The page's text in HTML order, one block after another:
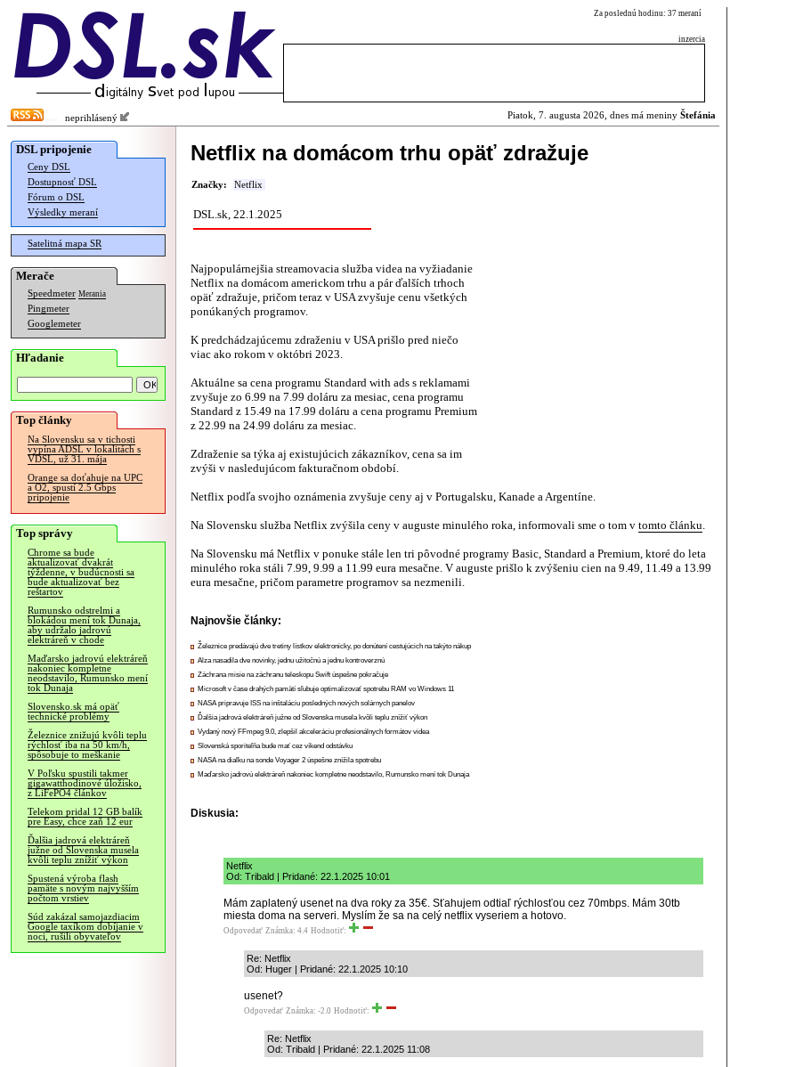
Za poslednú hodinu: 37 meraní
inzercia
neprihlásený Piatok, 7. augusta 2026, dnes má meniny Štefánia
DSL pripojenie
Ceny DSL
Dostupnosť DSL
Fórum o DSL
Výsledky meraní
Satelitná mapa SR
Merače
Speedmeter Merania
Pingmeter
Googlemeter
Hľadanie
Top články
Na Slovensku sa v tichosti
vypína ADSL v lokalitách s
VDSL, už 31. mája
Orange sa doťahuje na UPC
a O2, spustí 2.5 Gbps
pripojenie
Top správy
Chrome sa bude
aktualizovať dvakrát
týždenne, v budúcnosti sa
bude aktualizovať bez
reštartov
Rumunsko odstrelmi a
blokádou mení tok Dunaja,
aby udržalo jadrovú
elektráreň v chode
Maďarsko jadrovú elektráreň
nakoniec kompletne
neodstavilo, Rumunsko mení
tok Dunaja
Slovensko.sk má opäť
technické problémy
Železnice znižujú kvôli teplu
rýchlosť iba na 50 km/h,
spôsobuje to meškanie
V Poľsku spustili takmer
gigawatthodinové úložisko,
z LiFePO4 článkov
Telekom pridal 12 GB balík
pre Easy, chce zaň 12 eur
Ďalšia jadrová elektráreň
južne od Slovenska musela
kvôli teplu znížiť výkon
Spustená výroba flash
pamäte s novým najvyšším
počtom vrstiev
Súd zakázal samojazdiacim
Google taxíkom dobíjanie v
noci, rušili obyvateľov
Netflix na domácom trhu opäť zdražuje
Značky: Netflix
DSL.sk, 22.1.2025
Najpopulárnejšia streamovacia služba videa na vyžiadanie
Netflix na domácom americkom trhu a pár ďalších trhoch
opäť zdražuje, pričom teraz v USA zvyšuje cenu všetkých
ponúkaných programov.
K predchádzajúcemu zdraženiu v USA prišlo pred niečo
viac ako rokom v októbri 2023.
Aktuálne sa cena programu Standard with ads s reklamami
zvyšuje zo 6.99 na 7.99 doláru za mesiac, cena programu
Standard z 15.49 na 17.99 doláru a cena programu Premium
z 22.99 na 24.99 doláru za mesiac.
Zdraženie sa týka aj existujúcich zákazníkov, cena sa im
zvýši v nasledujúcom fakturačnom období.
Netflix podľa svojho oznámenia zvyšuje ceny aj v Portugalsku, Kanade a Argentíne.
Na Slovensku služba Netflix zvýšila ceny v auguste minulého roka, informovali sme o tom v tomto článku.
Na Slovensku má Netflix v ponuke stále len tri pôvodné programy Basic, Standard a Premium, ktoré do leta
minulého roka stáli 7.99, 9.99 a 11.99 eura mesačne. V auguste prišlo k zvýšeniu cien na 9.49, 11.49 a 13.99
eura mesačne, pričom parametre programov sa nezmenili.
Najnovšie články:
Železnice predávajú dve tretiny lístkov elektronicky, po donútení cestujúcich na takýto nákup
Alza nasadila dve novinky, jednu užitočnú a jednu kontroverznú
Záchrana misie na záchranu teleskopu Swift úspešne pokračuje
Microsoft v čase drahých pamätí sľubuje optimalizovať spotrebu RAM vo Windows 11
NASA pripravuje ISS na inštaláciu posledných nových solárnych panelov
Ďalšia jadrová elektráreň južne od Slovenska musela kvôli teplu znížiť výkon
Vydaný nový FFmpeg 9.0, zlepšil akceleráciu profesionálnych formátov videa
Slovenská sporiteľňa bude mať cez víkend odstávku
NASA na diaľku na sonde Voyager 2 úspešne znížila spotrebu
Maďarsko jadrovú elektráreň nakoniec kompletne neodstavilo, Rumunsko mení tok Dunaja
Diskusia:
Netflix
Od: Tribald | Pridané: 22.1.2025 10:01
Mám zaplatený usenet na dva roky za 35€. Sťahujem odtiaľ rýchlosťou cez 70mbps. Mám 30tb
miesta doma na serveri. Myslím že sa na celý netflix vyseriem a hotovo.
Odpovedať Známka: 4.4 Hodnotiť:
Re: Netflix
Od: Huger | Pridané: 22.1.2025 10:10
usenet?
Odpovedať Známka: -2.0 Hodnotiť:
Re: Netflix
Od: Tribald | Pridané: 22.1.2025 11:08